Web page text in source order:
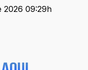
2026 09:29h